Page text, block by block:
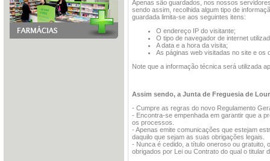
Apenas são guardados, nos nossos
sendo assim, recolhida algum tipo de
guardada limita-se aos seguintes itens:
O endereço IP do visitante;
O tipo de navegador de internet
A data e a hora da visita;
As páginas web visitadas no site e os
Note que a informação técnica será utilizada
Assim sendo, a Junta de Freguesia de
- Cumpre as regras do novo Regulamento
- Encontra-se empenhada em garantir que a
os processos.
- Apenas emite comunicações que estejam
daquilo que sejam as suas obrigações legais.
- Nunca é cedido, a título oneroso ou
obrigados por Lei ou Contrato do qual o titular